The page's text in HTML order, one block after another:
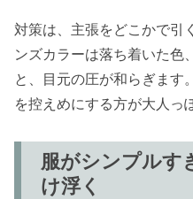
対策は、主張をどこかで引
ンズカラーは落ち着いた色
と、目元の圧が和らぎます
を控えめにする方が大人っ
服がシンプルす
け浮く